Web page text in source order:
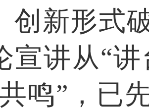
创新形式
宣讲从“讲
鸣”，已